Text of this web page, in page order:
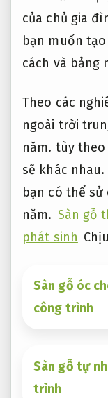
của chủ gia
bạn muốn
cách và bảng
Theo các
ngoài trời
năm. tùy
sẽ khác nhau.
bạn có thể
năm. Sàn gỗ
phát sinh
Sàn gỗ óc
công trình
Sàn gỗ tự
trình